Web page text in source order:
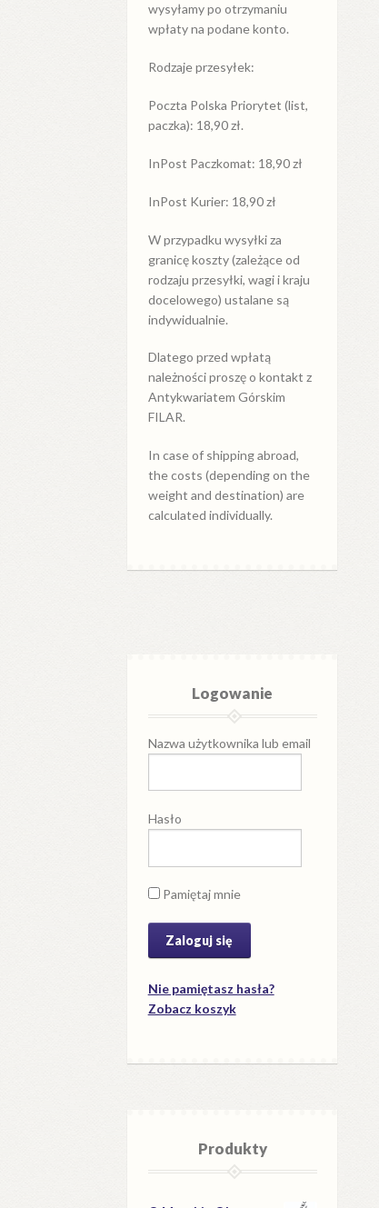
wysyłamy po otrzymaniu
wpłaty na podane konto.
Rodzaje przesyłek:
Poczta Polska Priorytet (list,
paczka): 18,90 zł.
InPost Paczkomat: 18,90 zł
InPost Kurier: 18,90 zł
W przypadku wysyłkiza
granicękoszty (zależące od
rodzaju przesyłki, wagi i kraju
docelowego) ustalane są
indywidualnie.
Dlatego przed wpłatą
należności proszę o kontakt z
Antykwariatem Górskim
FILAR.
In case of shipping abroad,
the costs (depending on the
weight and destination) are
calculated individually.
Logowanie
Nazwa użytkownika lub email
Hasło
Pamiętaj mnie
Nie pamiętasz hasła?
Zobacz koszyk
Produkty